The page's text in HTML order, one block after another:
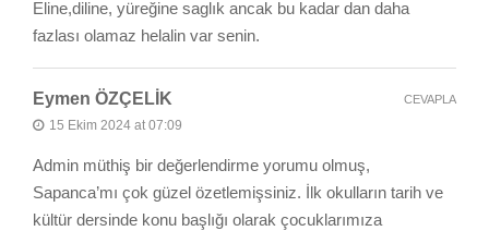
Eline,diline, yüreğine saglık ancak bu kadar dan daha
fazlası olamaz helalin var senin.
Eymen ÖZÇELİK
15 Ekim 2024 at 07:09
Admin müthiş bir değerlendirme yorumu olmuş,
Sapanca’mı çok güzel özetlemişsiniz. İlk okulların tarih ve
kültür dersinde konu başlığı olarak çocuklarımıza
CEVAPLA